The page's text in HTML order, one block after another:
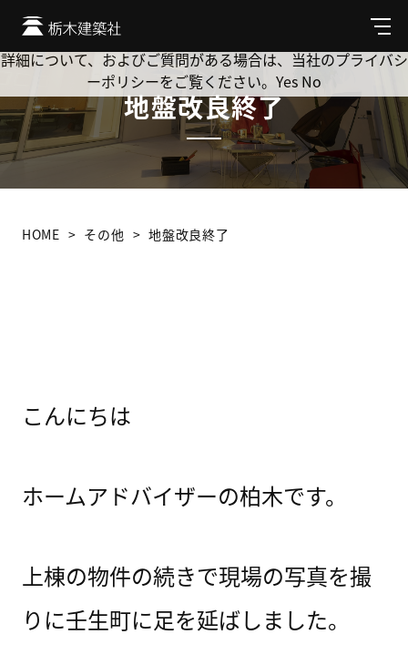
メ
ニ
ュ
地盤改良終了
HOME その他 地盤改良終了
こんにちは
ホームアドバイザーの柏木です。
上棟の物件の続きで現場の写真を撮
りに壬生町に足を延ばしました。
Cookie を使用して、お客様の活動を追跡してもよろしいです
か? 当社ではお客様のプライバシーを極めて重視しています。
詳細について、およびご質問がある場合は、当社のプライバシ
ーポリシーをご覧ください。 Yes No